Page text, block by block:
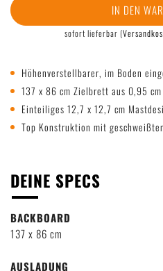
IN DEN
sofort lieferbar (
Höhenverstellbarer, im Boden
137 x 86 cm Zielbrett aus 0,95
Einteiliges 12,7 x 12,7 cm
Top Konstruktion mit
DEINE SPECS
BACKBOARD
137 x 86 cm
AUSLADUNG